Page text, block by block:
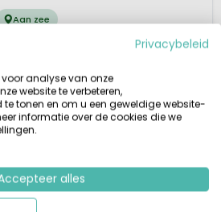
Aan zee
trampoline
glampingvakantie in Zeeland? Albert, Annelie
gasten meer dan welkom. Je vindt op dit
mini-glampingcamping met ruim 17
en een babykamer. Verder vind je in...
Privacybeleid
analyse van onze
website te verbeteren,
tonen en om u een geweldige website-
informatie over de cookies die we
alles